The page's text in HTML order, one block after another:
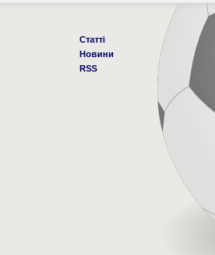
Статті
Новини
RSS